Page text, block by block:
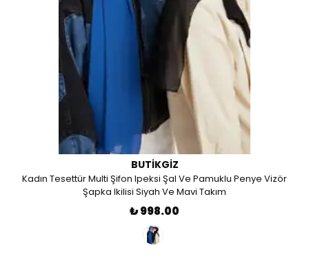
BUTIKGIZ
Kadın Tesettür Multi Şifon Ipeksi Şal Ve Pamuklu Penye Vizör
Şapka Ikilisi Siyah Ve Mavi Takım
₺ 998.00